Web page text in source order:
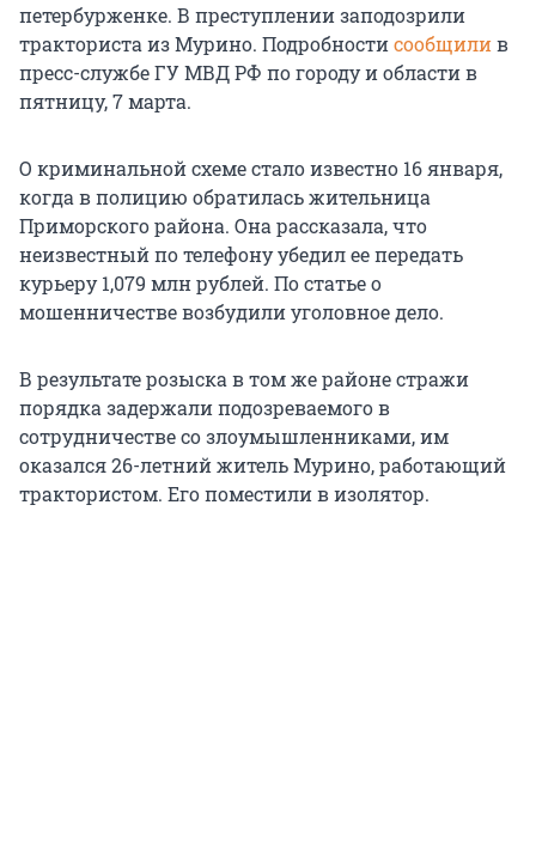
петербурженке. В преступлении заподозрили
тракториста из Мурино. Подробностисообщилив
пресс-службе ГУ МВД РФ по городу и области в
пятницу, 7 марта.
О криминальной схеме стало известно 16 января,
когда в полицию обратилась жительница
Приморского района. Она рассказала, что
неизвестный по телефону убедил ее передать
курьеру 1,079 млн рублей. По статье о
мошенничестве возбудили уголовное дело.
В результате розыска в том же районе стражи
порядка задержали подозреваемого в
сотрудничестве со злоумышленниками, им
оказался 26-летний житель Мурино, работающий
трактористом. Его поместили в изолятор.